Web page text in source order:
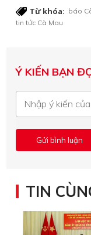
Từ khóa: báo
tin tức Cà Mau
Ý KIẾN BẠN
TIN